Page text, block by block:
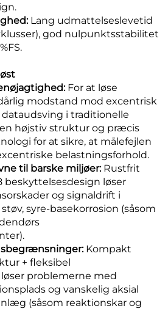
Lang udmattelseslevetid
god nulpunktsstabilitet
For at løse
modstand mod excentrisk
i traditionelle
højstiv struktur og præcis
for at sikre, at målefejlen
belastningsforhold.
til barske miljøer: Rustfrit
beskyttelsesdesign løser
og signaldrift i
syre-basekorrosion (såsom
Kompakt
+ fleksibel
problemerne med
og vanskelig aksial
(såsom reaktionskar og